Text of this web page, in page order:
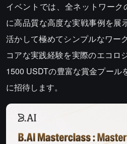
イベントでは、全ネットワー
に高品質な高度な実戦事例を展
活かして極めてシンプルなワー
コアな実践経験を実際のエコロ
1500 USDTの豊富な賞金プール
に招待します。